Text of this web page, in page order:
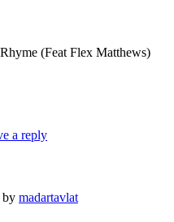
(Feat Flex Matthews)
a reply
by madartavlat